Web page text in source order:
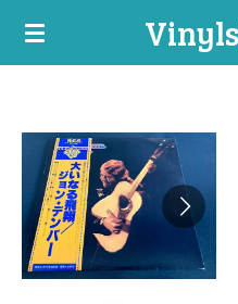
Ga
hoofdinhoud